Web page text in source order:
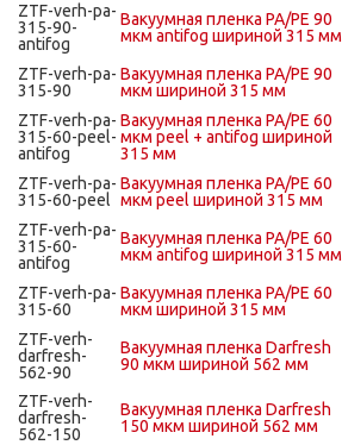
ZTF-verh-pa-
315-90-
antifog
Вакуумная пленка PA/PE 90
мкм antifog шириной 315 мм
ZTF-verh-pa-
315-90
Вакуумная пленка PA/PE 90
мкм шириной 315 мм
ZTF-verh-pa-
315-60-peel-
antifog
Вакуумная пленка PA/PE 60
мкм peel + antifog шириной
315 мм
ZTF-verh-pa-
315-60-peel
Вакуумная пленка PA/PE 60
мкм peel шириной 315 мм
ZTF-verh-pa-
315-60-
antifog
Вакуумная пленка PA/PE 60
мкм antifog шириной 315 мм
ZTF-verh-pa-
315-60
Вакуумная пленка PA/PE 60
мкм шириной 315 мм
ZTF-verh-
darfresh-
562-90
Вакуумная пленка Darfresh
90 мкм шириной 562 мм
ZTF-verh-
darfresh-
562-150
Вакуумная пленка Darfresh
150 мкм шириной 562 мм